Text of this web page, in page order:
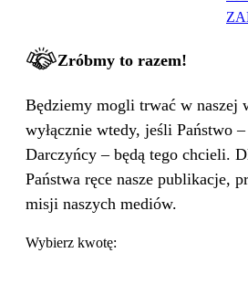
Zróbmy to razem!
Będziemy mogli trwać w naszej
wyłącznie wtedy, jeśli Państwo
Darczyńcy – będą tego chcieli.
Państwa ręce nasze publikacje,
misji naszych mediów.
Wybierz kwotę: